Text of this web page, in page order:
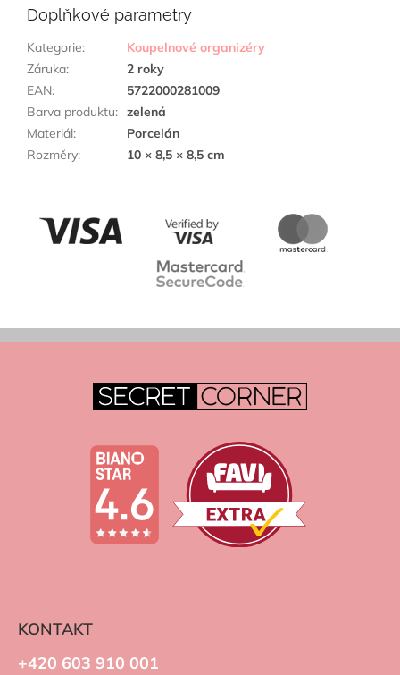
Doplňkové parametry
Kategorie:
Koupelnové organizéry
Záruka:
2 roky
EAN:
5722000281009
Barva produktu: zelená
Materiál:
Porcelán
Rozměry: 10 × 8,5 × 8,5 cm
KONTAKT
+420 603 910 001